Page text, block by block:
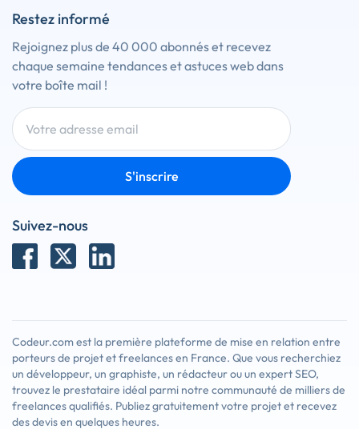
Restez informé
Rejoignez plus de 40 000 abonnés et recevez
chaque semaine tendances et astuces web dans
votre boîte mail !
S'inscrire
Suivez-nous
Codeur.com est la première plateforme de mise en relation entre
porteurs de projet et freelances en France. Que vous recherchiez
un développeur, un graphiste, un rédacteur ou un expert SEO,
trouvez le prestataire idéal parmi notre communauté de milliers de
freelances qualifiés. Publiez gratuitement votre projet et recevez
des devis en quelques heures.